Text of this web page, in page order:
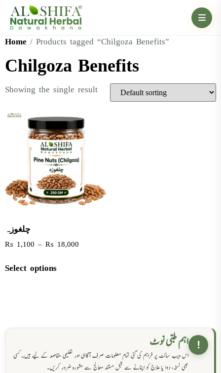
Home / Products tagged “Chilgoza Benefits”
Chilgoza Benefits
Showing the single result
چلغوزہ
₨ 1,100 – ₨ 18,000
Select options
! اہم طبی نوٹ
اس ویب سائٹ پر فراہم کی گئی تمام معلومات صرف آگاہی اور تعلیمی مقاصد کے لیے ہیں۔ کسی
بھی نسخہ، دوا یا علاج کو اپنانے سے قبل مستند معالج سے مشورہ ضرور کریں۔